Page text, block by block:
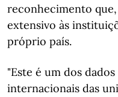
reconhecimento
extensivo às
próprio país.
"Este é um dos
internacionais das